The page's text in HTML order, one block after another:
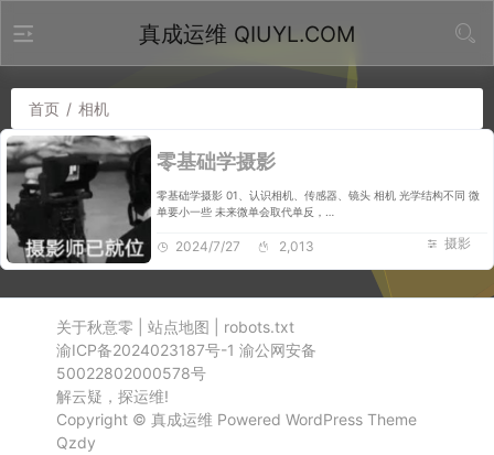
真成运维 QIUYL.COM
首页 / 相机
零基础学摄影
零基础学摄影 01、认识相机、传感器、镜头 相机 光学结构不同 微
单要小一些 未来微单会取代单反，…
摄影
2024/7/27 2,013
关于秋意零 站点地图
robots.txt
渝ICP备2024023187号-1 渝公网安备
50022802000578号
解云疑，探运维!
Copyright © 真成运维 Powered WordPressTheme
Qzdy